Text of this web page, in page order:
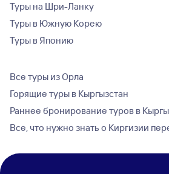
Туры на Шри-Ланку
Туры в Южную Корею
Туры в Японию
Все туры из Орла
Горящие туры в Кыргызстан
Раннее бронирование туров в
Все, что нужно знать о Киргизии